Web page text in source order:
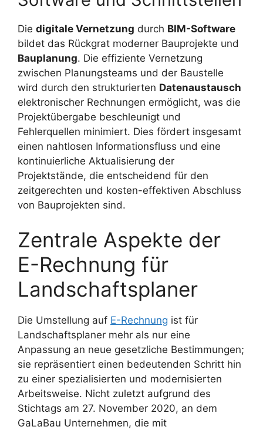
Die digitale Vernetzung durch BIM-Software
bildet das Rückgrat moderner Bauprojekte und
Bauplanung. Die effiziente Vernetzung
zwischen Planungsteams und der Baustelle
wird durch den strukturierten Datenaustausch
elektronischer Rechnungen ermöglicht, was die
Projektübergabe beschleunigt und
Fehlerquellen minimiert. Dies fördert insgesamt
einen nahtlosen Informationsfluss und eine
kontinuierliche Aktualisierung der
Projektstände, die entscheidend für den
zeitgerechten und kosten-effektiven Abschluss
von Bauprojekten sind.
Zentrale Aspekte der
E-Rechnung für
Landschaftsplaner
Die Umstellung auf E-Rechnung ist für
Landschaftsplaner mehr als nur eine
Anpassung an neue gesetzliche Bestimmungen;
sie repräsentiert einen bedeutenden Schritt hin
zu einer spezialisierten und modernisierten
Arbeitsweise. Nicht zuletzt aufgrund des
Stichtags am 27. November 2020, an dem
GaLaBau Unternehmen, die mit